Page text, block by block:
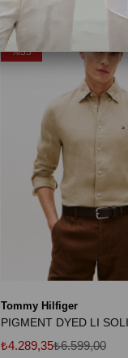
Tommy Hilfiger
₺4.289,35₺6.599,00
Ücretsiz Kargo
%35